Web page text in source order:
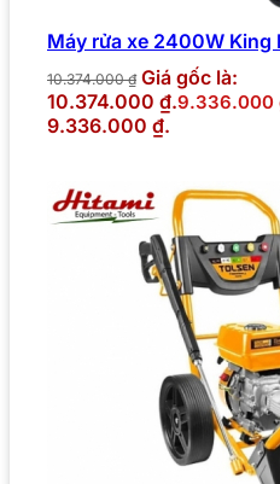
Máy rửa xe 2400W King
10.374.000₫ Giá gốc là:
10.374.000 ₫.9.336.000
9.336.000 ₫.